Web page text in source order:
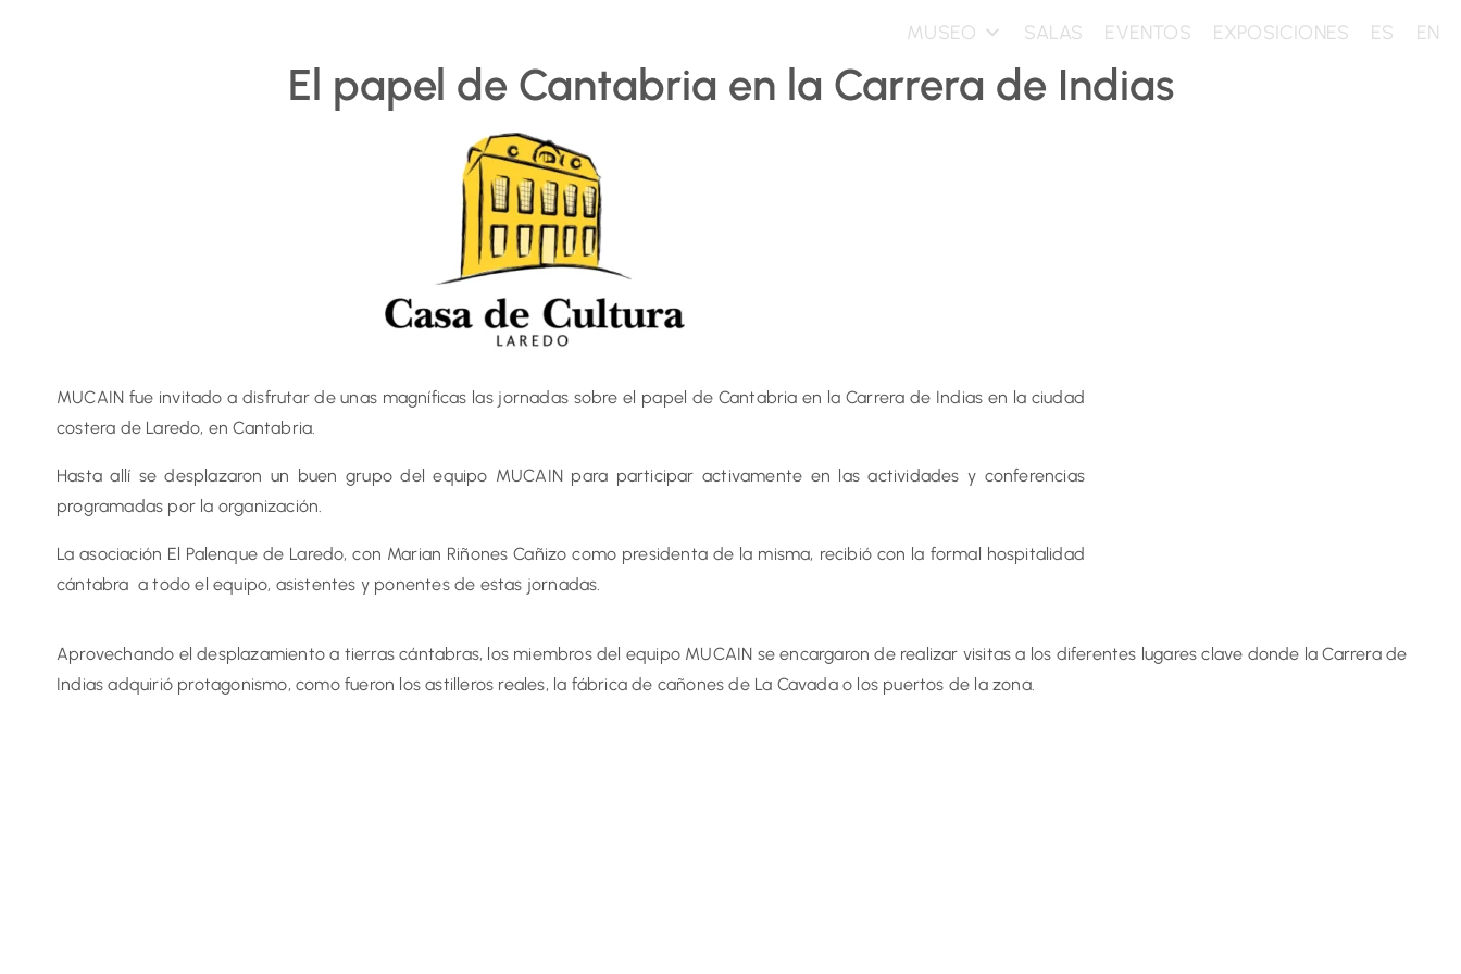
MUSEO SALAS EVENTOS EXPOSICIONES ES EN
El papel de Cantabria en la Carrera de Indias
MUCAIN fue invitado a disfrutar de unas magníficas las jornadas sobre el papel de Cantabria en la Carrera de Indias en la ciudad
costera de Laredo, en Cantabria.
Hasta allí se desplazaron un buen grupo del equipo MUCAIN para participar activamente en las actividades y conferencias
programadas por la organización.
La asociación El Palenque de Laredo, con Marian Riñones Cañizo como presidenta de la misma, recibió con la formal hospitalidad
cántabra a todo el equipo, asistentes y ponentes de estas jornadas.
Aprovechando el desplazamiento a tierras cántabras, los miembros del equipo MUCAIN se encargaron de realizar visitas a los diferentes lugares clave donde la Carrera de
Indias adquirió protagonismo, como fueron los astilleros reales, la fábrica de cañones de La Cavada o los puertos de la zona.